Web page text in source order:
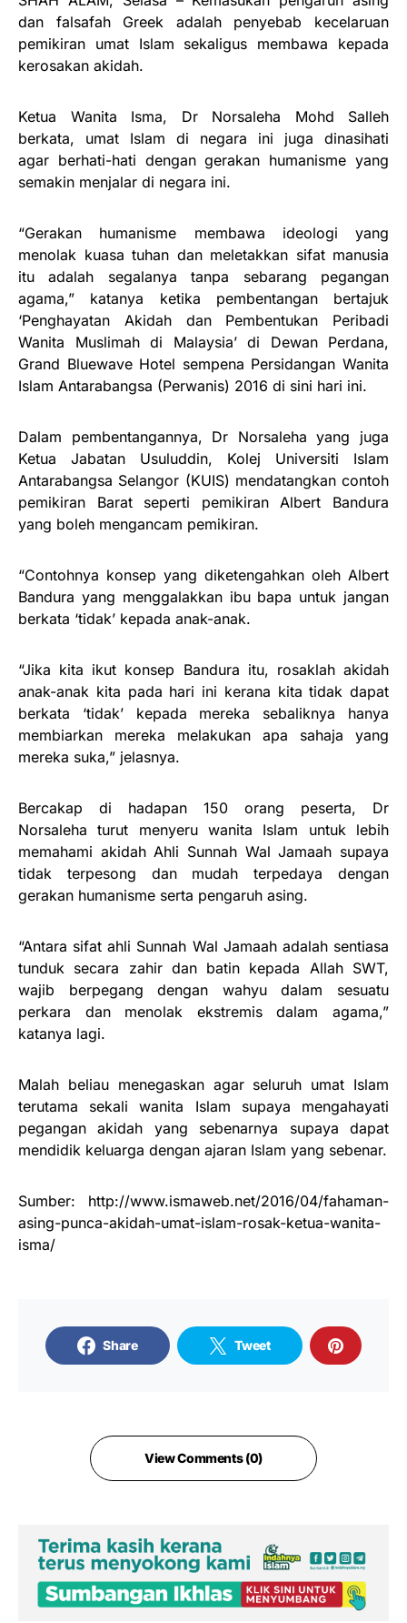
dan falsafah Greek adalah penyebab kecelaruan
pemikiran umat Islam sekaligus membawa kepada
kerosakan akidah.
Ketua Wanita Isma, Dr Norsaleha Mohd Salleh
berkata, umat Islam di negara ini juga dinasihati
agar berhati-hati dengan gerakan humanisme yang
semakin menjalar di negara ini.
“Gerakan humanisme membawa ideologi yang
menolak kuasa tuhan dan meletakkan sifat manusia
itu adalah segalanya tanpa sebarang pegangan
agama,” katanya ketika pembentangan bertajuk
‘Penghayatan Akidah dan Pembentukan Peribadi
Wanita Muslimah di Malaysia’ di Dewan Perdana,
Grand Bluewave Hotel sempena Persidangan Wanita
Islam Antarabangsa (Perwanis) 2016 di sini hari ini.
Dalam pembentangannya, Dr Norsaleha yang juga
Ketua Jabatan Usuluddin, Kolej Universiti Islam
Antarabangsa Selangor (KUIS) mendatangkan contoh
pemikiran Barat seperti pemikiran Albert Bandura
yang boleh mengancam pemikiran.
“Contohnya konsep yang diketengahkan oleh Albert
Bandura yang menggalakkan ibu bapa untuk jangan
berkata ‘tidak’ kepada anak-anak.
“Jika kita ikut konsep Bandura itu, rosaklah akidah
anak-anak kita pada hari ini kerana kita tidak dapat
berkata ‘tidak’ kepada mereka sebaliknya hanya
membiarkan mereka melakukan apa sahaja yang
mereka suka,” jelasnya.
Bercakap di hadapan 150 orang peserta, Dr
Norsaleha turut menyeru wanita Islam untuk lebih
memahami akidah Ahli Sunnah Wal Jamaah supaya
tidak terpesong dan mudah terpedaya dengan
gerakan humanisme serta pengaruh asing.
“Antara sifat ahli Sunnah Wal Jamaah adalah sentiasa
tunduk secara zahir dan batin kepada Allah SWT,
wajib berpegang dengan wahyu dalam sesuatu
perkara dan menolak ekstremis dalam agama,”
katanya lagi.
Malah beliau menegaskan agar seluruh umat Islam
terutama sekali wanita Islam supaya mengahayati
pegangan akidah yang sebenarnya supaya dapat
mendidik keluarga dengan ajaran Islam yang sebenar.
Sumber: http://www.ismaweb.net/2016/04/fahaman-
asing-punca-akidah-umat-islam-rosak-ketua-wanita-
isma/
Share Tweet
View Comments (0)